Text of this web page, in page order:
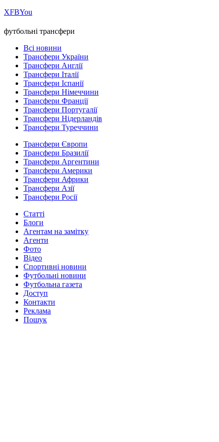
ХFBYou
футбольні трансфери
Всі новини
Трансфери України
Трансфери Англії
Трансфери Італії
Трансфери Іспанії
Трансфери Німеччини
Трансфери Франції
Трансфери Португалії
Трансфери Нідерландів
Трансфери Туреччини
Трансфери Європи
Трансфери Бразилії
Трансфери Аргентини
Трансфери Америки
Трансфери Африки
Трансфери Азії
Трансфери Росії
Статті
Блоги
Агентам на замітку
Агенти
Фото
Відео
Спортивні новини
Футбольні новини
Футбольна газета
Доступ
Контакти
Реклама
Пошук